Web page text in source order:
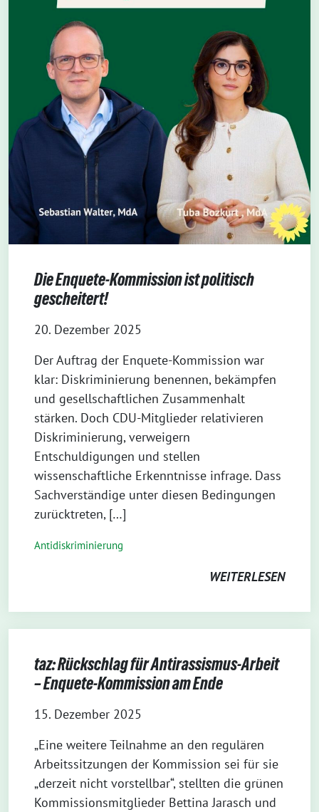
Die Enquete-Kommission ist politisch
gescheitert!
20. Dezember 2025
Der Auftrag der Enquete-Kommission war
klar: Diskriminierung benennen, bekämpfen
und gesellschaftlichen Zusammenhalt
stärken. Doch CDU-Mitglieder relativieren
Diskriminierung, verweigern
Entschuldigungen und stellen
wissenschaftliche Erkenntnisse infrage. Dass
Sachverständige unter diesen Bedingungen
zurücktreten, […]
Antidiskriminierung
WEITERLESEN
taz: Rückschlag für Antirassismus-Arbeit
– Enquete-Kommission am Ende
15. Dezember 2025
„Eine weitere Teilnahme an den regulären
Arbeitssitzungen der Kommission sei für sie
„derzeit nicht vorstellbar“, stellten die grünen
Kommissionsmitglieder Bettina Jarasch und